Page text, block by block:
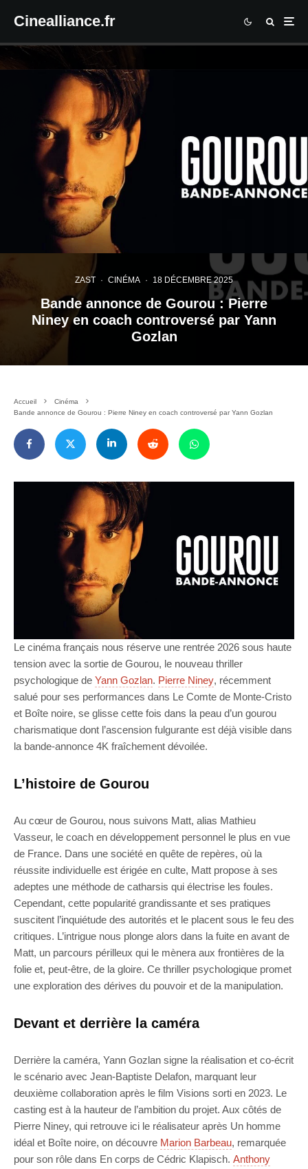
Cinealliance.fr
ZAST · CINÉMA · 18 DÉCEMBRE 2025
Bande annonce de Gourou : Pierre
Niney en coach controversé par Yann
Gozlan
Accueil
Cinéma
Bande annonce de Gourou : Pierre Niney en coach controversé par Yann Gozlan
Le cinéma français nous réserve une rentrée 2026 sous haute
tension avec la sortie de Gourou, le nouveau thriller
psychologique de Yann Gozlan. Pierre Niney, récemment
salué pour ses performances dans Le Comte de Monte-Cristo
et Boîte noire, se glisse cette fois dans la peau d’un gourou
charismatique dont l’ascension fulgurante est déjà visible dans
la bande-annonce 4K fraîchement dévoilée.
L’histoire de Gourou
Au cœur de Gourou, nous suivons Matt, alias Mathieu
Vasseur, le coach en développement personnel le plus en vue
de France. Dans une société en quête de repères, où la
réussite individuelle est érigée en culte, Matt propose à ses
adeptes une méthode de catharsis qui électrise les foules.
Cependant, cette popularité grandissante et ses pratiques
suscitent l’inquiétude des autorités et le placent sous le feu des
critiques. L’intrigue nous plonge alors dans la fuite en avant de
Matt, un parcours périlleux qui le mènera aux frontières de la
folie et, peut-être, de la gloire. Ce thriller psychologique promet
une exploration des dérives du pouvoir et de la manipulation.
Devant et derrière la caméra
Derrière la caméra, Yann Gozlan signe la réalisation et co-écrit
le scénario avec Jean-Baptiste Delafon, marquant leur
deuxième collaboration après le film Visions sorti en 2023. Le
casting est à la hauteur de l’ambition du projet. Aux côtés de
Pierre Niney, qui retrouve ici le réalisateur après Un homme
idéal et Boîte noire, on découvre Marion Barbeau, remarquée
pour son rôle dans En corps de Cédric Klapisch. Anthony